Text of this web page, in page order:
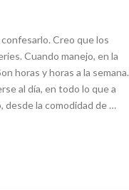
Creo que los
Cuando manejo, en la
horas y horas a la semana.
al día, en todo lo que a
desde la comodidad de …